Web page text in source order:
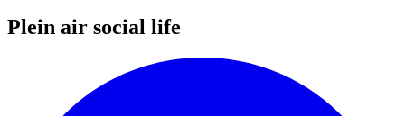
Plein air social life